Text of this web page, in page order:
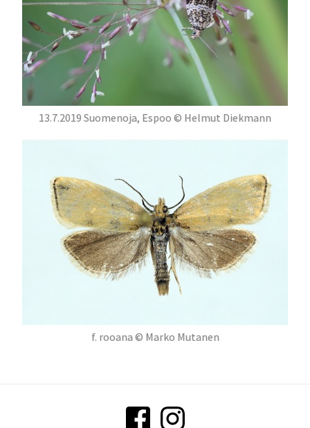
13.7.2019 Suomenoja, Espoo © Helmut Diekmann
f. rooana © Marko Mutanen